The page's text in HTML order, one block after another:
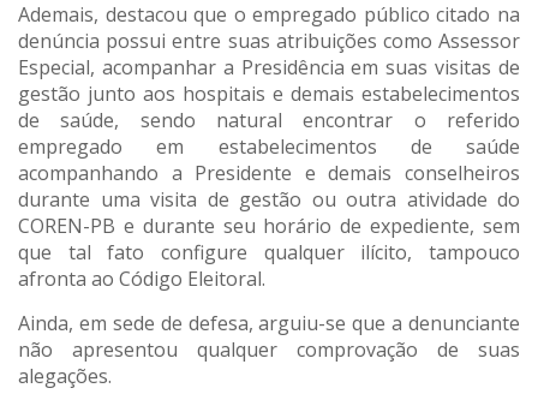
Ademais, destacou que o empregado público citado na
denúncia possui entre suas atribuições como Assessor
Especial, acompanhar a Presidência em suas visitas de
gestão junto aos hospitais e demais estabelecimentos
de saúde, sendo natural encontrar o referido
empregado em estabelecimentos de saúde
acompanhando a Presidente e demais conselheiros
durante uma visita de gestão ou outra atividade do
COREN-PB e durante seu horário de expediente, sem
que tal fato configure qualquer ilícito, tampouco
afronta ao Código Eleitoral.
Ainda, em sede de defesa, arguiu-se que a denunciante
não apresentou qualquer comprovação de suas
alegações.